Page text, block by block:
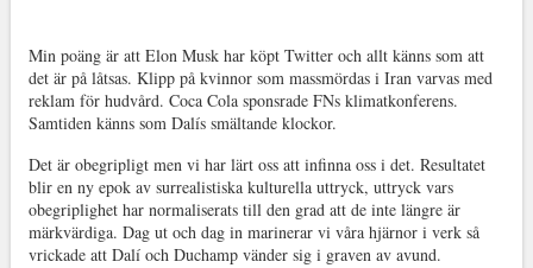
Min poäng är att Elon Musk har köpt Twitter och allt känns som att
det är på låtsas. Klipp på kvinnor som massmördas i Iran varvas med
reklam för hudvård. Coca Cola sponsrade FNs klimatkonferens.
Samtiden känns som Dalís smältande klockor.
Det är obegripligt men vi har lärt oss att infinna oss i det. Resultatet
blir en ny epok av surrealistiska kulturella uttryck, uttryck vars
obegriplighet har normaliserats till den grad att de inte längre är
märkvärdiga. Dag ut och dag in marinerar vi våra hjärnor i verk så
vrickade att Dalí och Duchamp vänder sig i graven av avund.